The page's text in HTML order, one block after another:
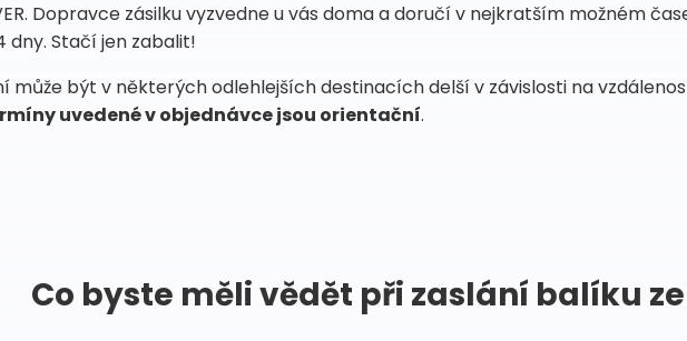
Dopravce zásilku vyzvedne u vás doma a doručí v nejkratším možném
dny. Stačí jen zabalit!
může být v některých odlehlejších destinacích delší v závislosti na
uvedené v objednávce jsou orientační.
Co byste měli vědět při zaslání balíku